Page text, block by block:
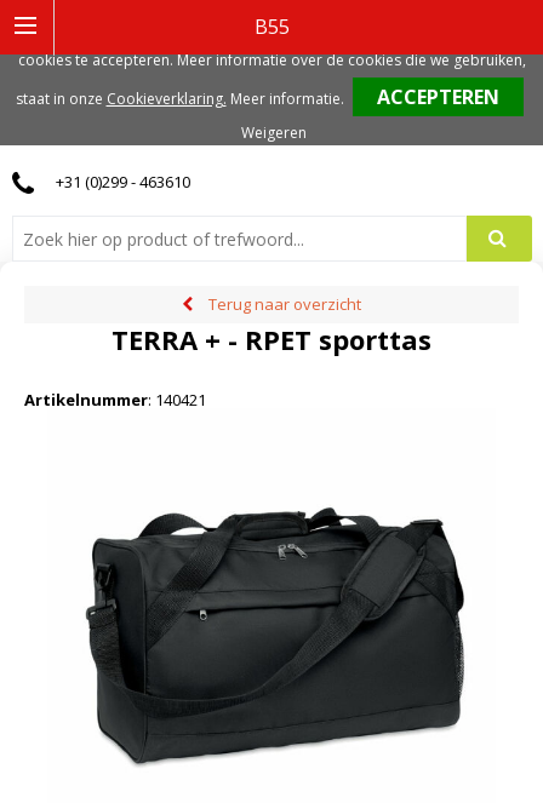
B55
0
+31 (0)299 - 463610
Terug naar overzicht
TERRA + - RPET sporttas
Artikelnummer: 140421
gerelateerde cookies. Voor de beste gebruikerservaring, adviseren we deze
cookies te accepteren. Meer informatie over de cookies die we gebruiken,
staat in onze Cookieverklaring. Meer informatie.
Weigeren